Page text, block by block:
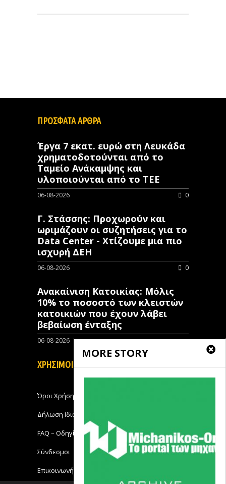
MORE STORY
ΠΡΟΣΦΑΤΑ ΑΡΘΡΑ
Έργα 7 εκατ. ευρώ στη Λευκάδα
χρηματοδοτούνται από το
Ταμείο Ανάκαμψης και
υλοποιούνται από το ΤΕΕ
06-08-2026 0
Γ. Στάσσης: Προχωρούν και
ωριμάζουν οι συζητήσεις για το
Data Center - Χτίζουμε μια πιο
ισχυρή ΔΕΗ
06-08-2026 0
Ανακαίνιση Κατοικίας: Μόλις
10% το ποσοστό των κλειστών
κατοικιών που έχουν λάβει
βεβαίωση ένταξης
06-08-2026 0
ΧΡΗΣΙΜΟΙ ΣΥΝΔΕΣΜΟΙ
Όροι Χρήσης
Δήλωση Ιδιωτικότητας
FAQ – Οδηγίες Χρήσης
Σύνδεσμοι
Επικοινωνήστε με το Michanikos-Online